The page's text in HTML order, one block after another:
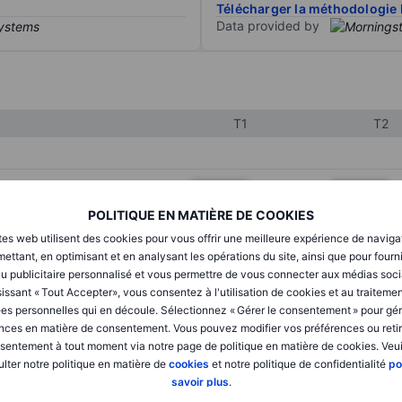
POLITIQUE EN MATIÈRE DE COOKIES
web utilisent des cookies pour vous offrir une meilleure expérience de
en optimisant et en analysant les opérations du site, ainsi que pour
publicitaire personnalisé et vous permettre de vous connecter aux médias
« Tout Accepter», vous consentez à l'utilisation de cookies et au
personnelles qui en découle. Sélectionnez « Gérer le consentement » pour
en matière de consentement. Vous pouvez modifier vos préférences ou
à tout moment via notre page de politique en matière de cookies.
notre politique en matière de cookies et notre politique de confidentialité
savoir plus.
Télécharger la méthodologie
Data provided by
T1 T2
XXXXXXX XXXXXXX
XXXXXXX
XXXXXXX XXXXXXX
XXXXXXX XXXXXXX
XXXXXXX XXXXXXX